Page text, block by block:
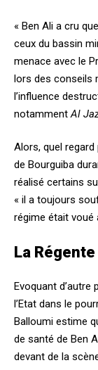
« Ben Ali a cru
ceux du bassin
menace avec le
lors des conseils
l’influence
notamment Al
Alors, quel
de Bourguiba
réalisé certains
« il a toujours
régime était voué
La
Evoquant d’autre
l’Etat dans le
Balloumi estime
de santé de Ben
devant de la